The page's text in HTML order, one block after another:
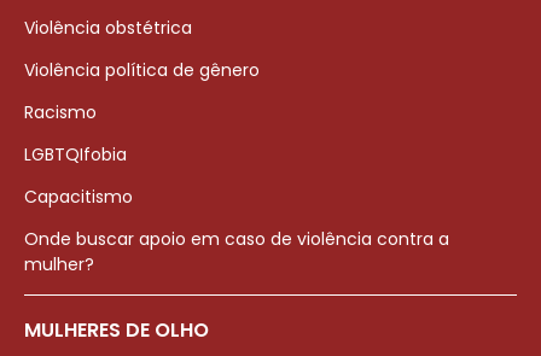
Violência obstétrica
Violência política de gênero
Racismo
LGBTQIfobia
Capacitismo
Onde buscar apoio em caso de violência contra a
mulher?
MULHERES DE OLHO